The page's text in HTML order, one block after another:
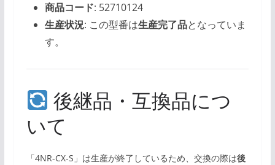
商品コード: 52710124
生産状況: この型番は生産完了品となっていま
す。
後継品・互換品につ
いて
「4NR-CX-S」は生産が終了しているため、交換の際は後